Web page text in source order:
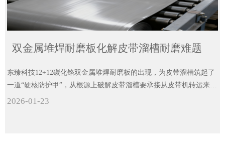
双金属堆焊耐磨板化解皮带溜槽耐磨难题
东臻科技12+12碳化铬双金属堆焊耐磨板的出现，为皮带溜槽筑起了
一道“硬核防护甲”，从根源上破解皮带溜槽要承接从皮带机转运来的
矿石、废渣等物料。
2026-01-23